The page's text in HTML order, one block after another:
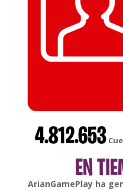
4.812.653
EN
gonsabellaha